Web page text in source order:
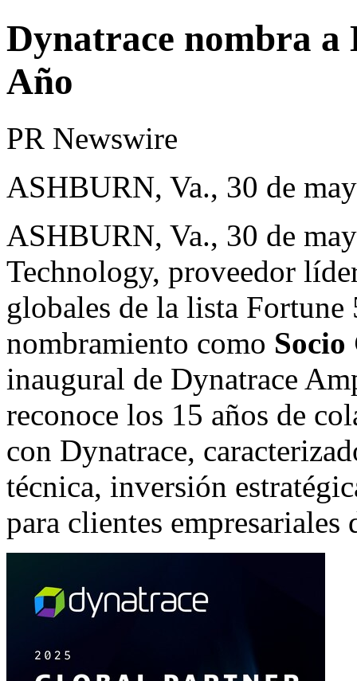
Dynatrace nombra a
Año
PR Newswire
ASHBURN, Va., 30 de
ASHBURN, Va., 30 de
Technology, proveedor
globales de la lista Fortune
nombramiento como
inaugural de Dynatrace
reconoce los 15 años de
con Dynatrace,
técnica, inversión
para clientes